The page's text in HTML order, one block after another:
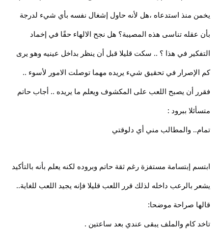
يخمن منذ استدعاه ،هل لأنه حاول إشغال نفسه بأي شيء لدرجة
بأن عقله تناسى هذه المصيبة؟ هل نجح الالهاء حقًا في إخماد
التفكير في هذا ؟ .. سكت قليلا قبل أن ينظر بداخل عينيه وهو يرى
كم الإصرار في تحقيق شيء يريده مهما توصلت الامور لأسوء ..
فقرر أن يصبح اللعب على المكشوف ويعلم ما يريده .. أجاب حاتم
متسأئلا ببرود :
تمام.. والمطالب مني أي دلوقتي
ابتسم إبتسامة مستفزة رغم ثقة حاتم وبروده لكنه يعلم بأنه بالتأكيد
يشعر بالرعب داخله لذلك قرر اللعب قليلا فإنه يجيد اللعب للغاية..
قالها صراحة موضحا:
تاخد كام والملف يبقى عندي بعد ساعتين .